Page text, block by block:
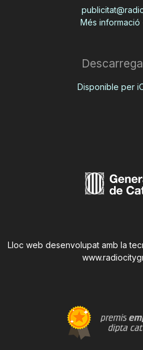
Més informació
Disponible per
Lloc web desenvolupat amb la